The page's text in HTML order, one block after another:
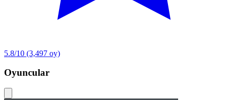
5.8/10 (3,497 oy)
Oyuncular